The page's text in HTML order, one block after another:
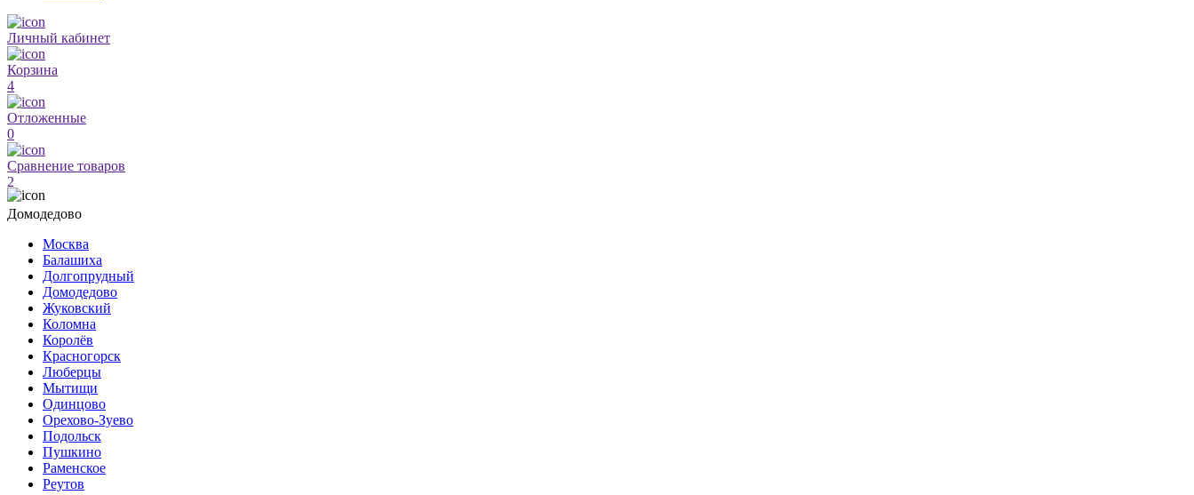
Личный кабинет
Корзина
4
Отложенные
0
Сравнение товаров
2
Домодедово
Москва
Балашиха
Долгопрудный
Домодедово
Жуковский
Коломна
Королёв
Красногорск
Люберцы
Мытищи
Одинцово
Орехово-Зуево
Подольск
Пушкино
Раменское
Реутов